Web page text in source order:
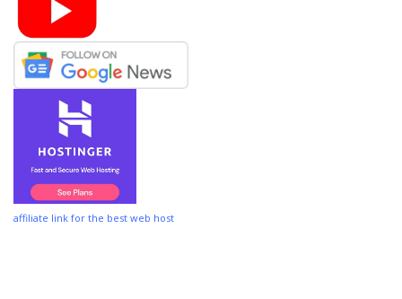
affiliate link for the best web host